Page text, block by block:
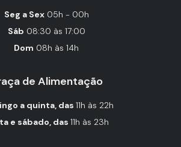
Seg a Sex 05h - 00h
Sáb 08:30 às 17:00
Dom 08h às 14h
de Alimentação
a quinta, das 11h às 22h
e sábado, das 11h às 23h